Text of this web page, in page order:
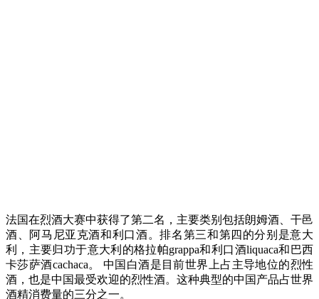
法国在烈酒大赛中获得了第二名，主要类别包括朗姆酒、干邑
酒、阿马尼亚克酒和利口酒。排名第三和第四的分别是意大
利，主要归功于意大利的格拉帕grappa和利口酒liquaca和巴西
卡莎萨酒cachaca。 中国白酒是目前世界上占主导地位的烈性
酒，也是中国最受欢迎的烈性酒。这种典型的中国产品占世界
酒精消费量的三分之一。